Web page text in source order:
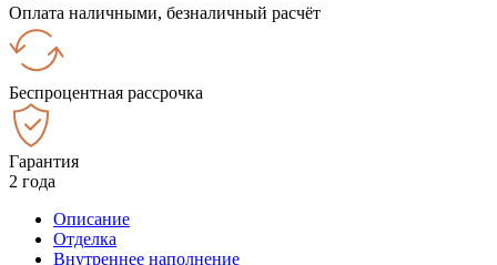
Оплата наличными, безналичный расчёт
Беспроцентная рассрочка
Гарантия
2 года
Описание
Отделка
Внутреннее наполнение